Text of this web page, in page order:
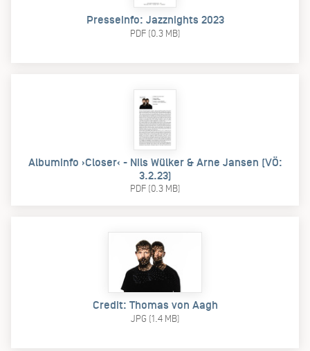
Presseinfo: Jazznights 2023
PDF (0.3 MB)
Albuminfo ›Closer‹ - Nils Wülker & Arne Jansen (VÖ:
3.2.23)
PDF (0.3 MB)
Credit: Thomas von Aagh
JPG (1.4 MB)